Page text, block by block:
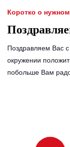
Коротко о
Поздравляем Вас
окружении
побольше Вам